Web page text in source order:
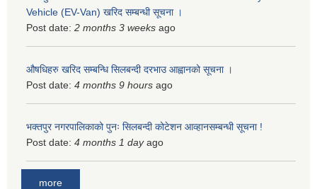
Vehicle (EV-Van) खरिद सम्बन्धी सूचना ।
Post date: 2 months 3 weeks ago
औषधिहरु खरिद सम्बन्धि सिलबन्दी दरभाउ आह्वानको सूचना ।
Post date: 4 months 9 hours ago
भक्तपुर नगरपालिकाको पुनः सिलबन्दी कोटेशन आव्हानसम्बन्धी सूचना !
Post date: 4 months 1 dayago
more